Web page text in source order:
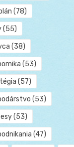
(78)
(55)
(38)
(53)
(57)
(53)
(53)
(47)